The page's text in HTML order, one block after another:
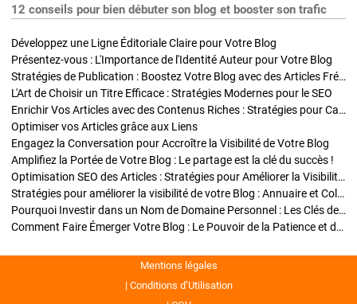
12 conseils pour bien débuter son blog et booster son trafic
Développez une Ligne Éditoriale Claire pour Votre Blog
Présentez-vous : L'Importance de l'Identité Auteur pour Votre Blog
Stratégies de Publication : Boostez Votre Blog avec des Articles Fréquents et Exclusifs
L'Art de Choisir un Titre Efficace : Stratégies Modernes pour le SEO
Enrichir Vos Articles avec des Contenus Riches : Stratégies pour Captiver et Optimiser
Optimiser vos Articles grâce aux Liens
Engagez la Conversation pour Accroître la Visibilité de Votre Blog
Amplifiez la Portée de Votre Blog : Le partage est la clé du succès !
Optimisation SEO des Articles : Stratégies pour Améliorer la Visibilité de Votre Blog
Stratégies pour améliorer la visibilité de votre Blog : Annuaire et Collaborations
Pourquoi Investir dans un Nom de Domaine Personnel : Les Clés de la Réussite de Votre Blog
Comment Faire Émerger Votre Blog : Le Pouvoir de la Patience et de la Persévérance
Mentions légales
Conditions d’Utilisation